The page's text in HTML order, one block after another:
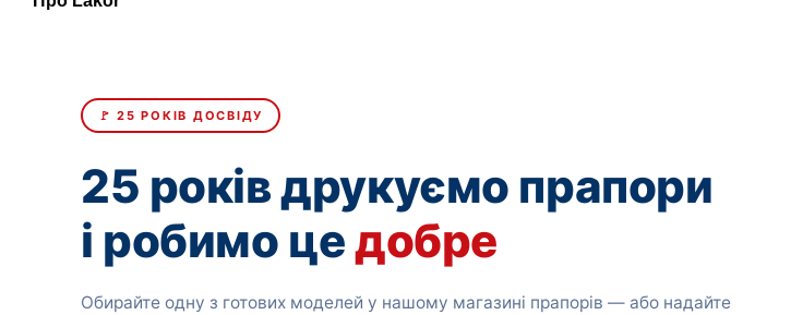
🚩 25 РОКІВ ДОСВІДУ
25 років друкуємо прапори
і робимо цедобре
Обирайте одну з готових моделей у нашому магазині прапорів — або надайте